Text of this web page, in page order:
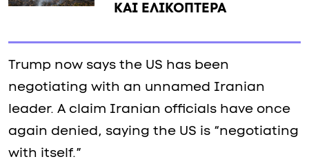
ΚΑΙ ΕΛΙΚΟΠΤΕΡΑ
Trump now says the US has been
negotiating with an unnamed Iranian
leader. A claim Iranian officials have once
again denied, saying the US is “negotiating
with itself.”